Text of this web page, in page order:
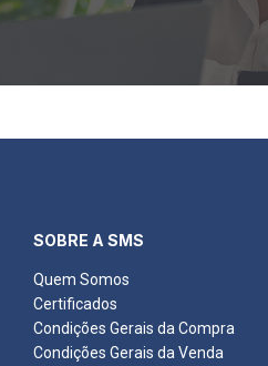
SOBRE A SMS
Quem Somos
Certificados
Condições Gerais da Compra
Condições Gerais da Venda